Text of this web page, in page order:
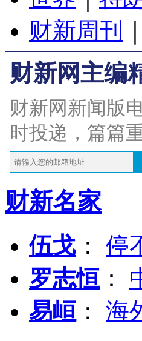
财新周刊
财新网主编
财新网新闻版
时投递，篇篇
财新名家
伍戈 ： 停
罗志恒 ：
易峘 ： 海